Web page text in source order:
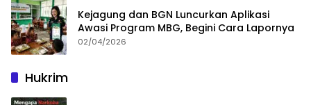
Kejagung dan BGN Luncurkan Aplikasi
Awasi Program MBG, Begini Cara Lapornya
02/04/2026
Hukrim